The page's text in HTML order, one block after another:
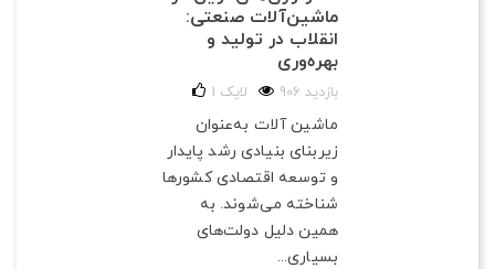
ماشین‌آلات صنعتی:
انقلاب در تولید و
بهره‌وری
906 بازدید 1 لایک
ماشین آلات به‌عنوان
زیربنای بنیادی رشد پایدار
و توسعه اقتصادی کشورها
شناخته می‌شوند. به
همین دلیل دولت‌های
بسیاری...